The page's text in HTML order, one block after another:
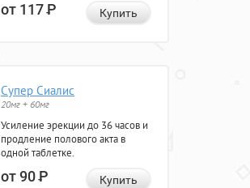
от 117Р Купить
Супер Сиалис
20мг + 60мг
Усиление эрекции до 36 часов и
продление полового акта в
одной таблетке.
от 90Р Купить